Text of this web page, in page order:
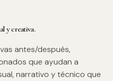
y creativa.
antes/después,
que ayudan a
narrativo y técnico que